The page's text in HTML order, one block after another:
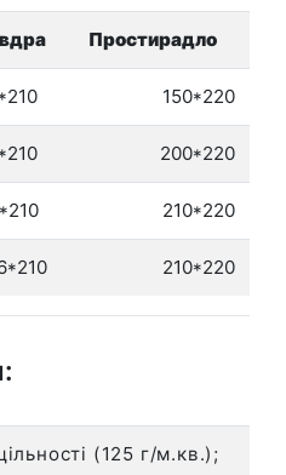
Простирадло
150*220
200*220
210*220
210*220
(125 г/м.кв.);